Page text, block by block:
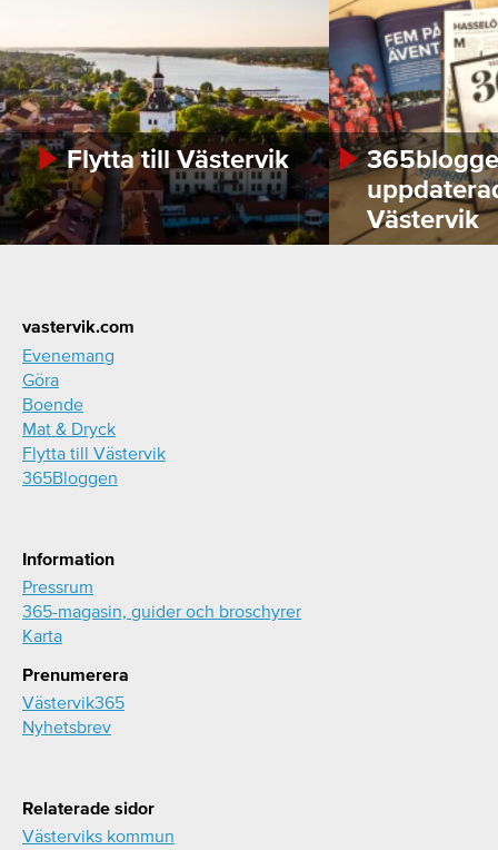
Flytta till Västervik
Västervik
Footer
vastervik.com
Evenemang
Göra
Boende
Mat & Dryck
Flytta till Västervik
365Bloggen
Information
Pressrum
365-magasin, guider och broschyrer
Karta
Prenumerera
Västervik365
Nyhetsbrev
Relaterade sidor
Västerviks kommun